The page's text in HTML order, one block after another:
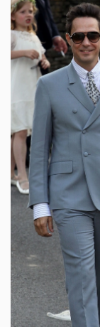
КАТЕГОРИИ
Wine&Dine
Подкасти
Мода
Dialogue
Изкуство
Красота
Цветно
Гурме
Пътувай
Wellness
СЛЕДВАЙТЕ НИ
Facebook
YouTube